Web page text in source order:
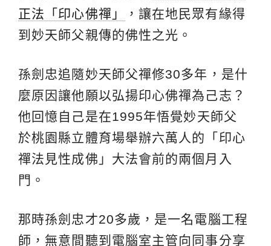
正法「印心佛禪」
，讓在地民眾有緣得
到妙天師父親傳的佛性之光。
孫劍忠追隨妙天師父禪修30多年，是什
麼原因讓他願以弘揚印心佛禪為己志？
他回憶自己是在1995年悟覺妙天師父
於桃園縣立體育場舉辦六萬人的「印心
禪法見性成佛」大法會前的兩個月入
門。
那時孫劍忠才20多歲，是一名電腦工程
師，無意間聽到電腦室主管向同事分享